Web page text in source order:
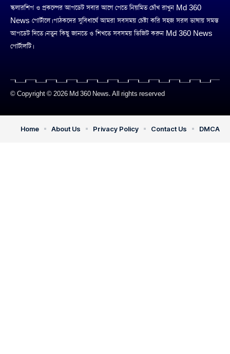
স্কলারশিপ ও প্রকল্পের আপডেট সবার আগে পেতে নিয়মিত চোঁখ রাখুন Md 360
News পোর্টালে। পাঠকদের সুবিধার্থে আমরা সবসময় চেষ্টা করি সহজ সরল ভাষায় সমস্ত
আপডেট দিতে। নতুন কিছু জানতে ও শিখতে সবসময় ভিজিট করুন Md 360 News
পোর্টালটি।
© Copyright © 2026 Md 360 News. All rights reserved
Home About Us Privacy Policy Contact Us DMCA